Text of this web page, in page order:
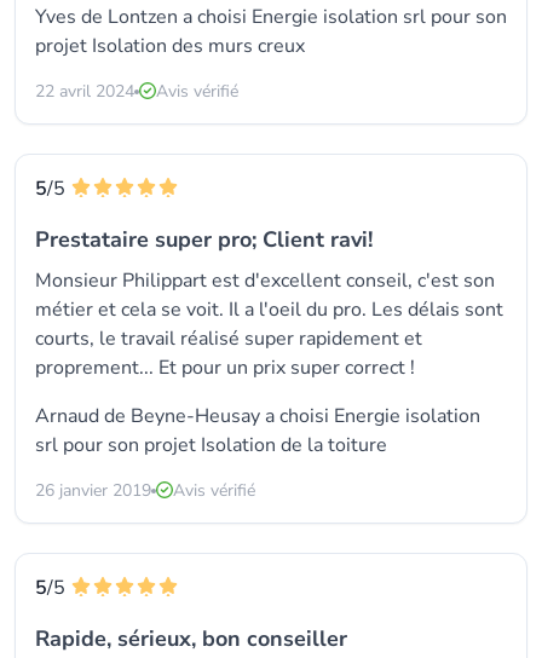
Yves de Lontzen a choisi Energie isolation srl pour son
projet Isolation des murs creux
22 avril 2024 Avis vérifié
5/5
Prestataire super pro; Client ravi!
Monsieur Philippart est d'excellent conseil, c'est son
métier et cela se voit. Il a l'oeil du pro. Les délais sont
courts, le travail réalisé super rapidement et
proprement... Et pour un prix super correct !
Arnaud de Beyne-Heusay a choisi Energie isolation
srl pour son projet Isolation de la toiture
26 janvier 2019 Avis vérifié
5/5
Rapide, sérieux, bon conseiller